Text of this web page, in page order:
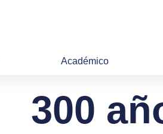
Académico
300